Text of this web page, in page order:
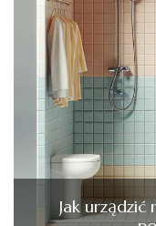
Jak urządzić